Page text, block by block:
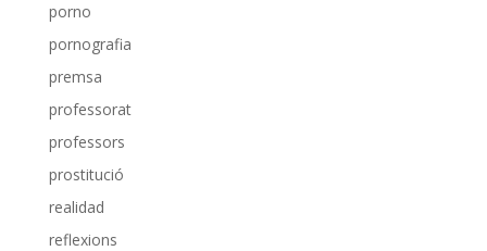
porno
pornografia
premsa
professorat
professors
prostitució
realidad
reflexions